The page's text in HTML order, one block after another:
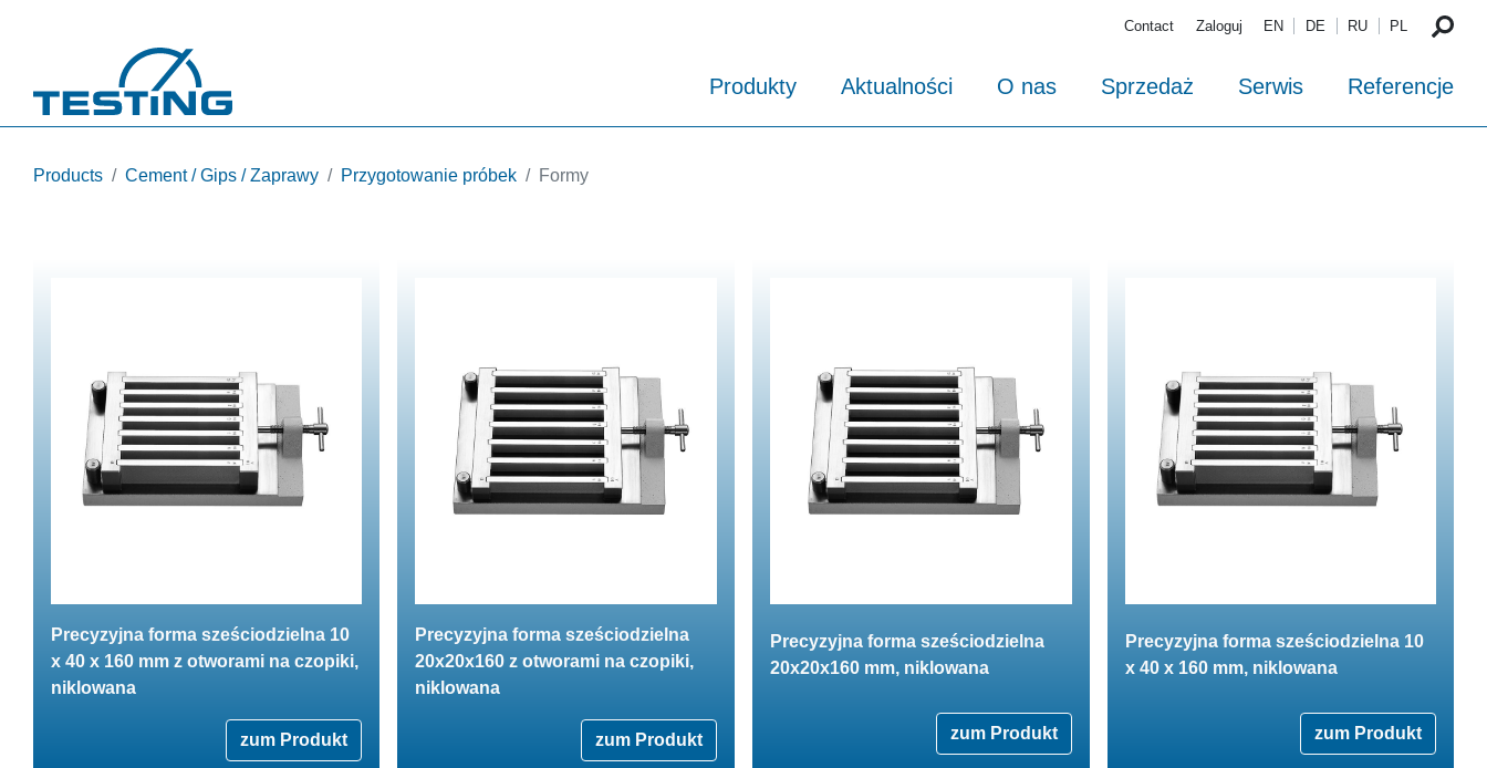
Contact Zaloguj EN DE RU PL
Produkty Aktualności O nas Sprzedaż Serwis Referencje
Products Cement / Gips / Zaprawy Przygotowanie próbek Formy
Precyzyjna forma sześciodzielna 10
x 40 x 160 mm z otworami na czopiki,
niklowana
zum Produkt
Precyzyjna forma sześciodzielna
20x20x160 z otworami na czopiki,
niklowana
zum Produkt
Precyzyjna forma sześciodzielna
20x20x160 mm, niklowana
zum Produkt
Precyzyjna forma sześciodzielna 10
x 40 x 160 mm, niklowana
zum Produkt